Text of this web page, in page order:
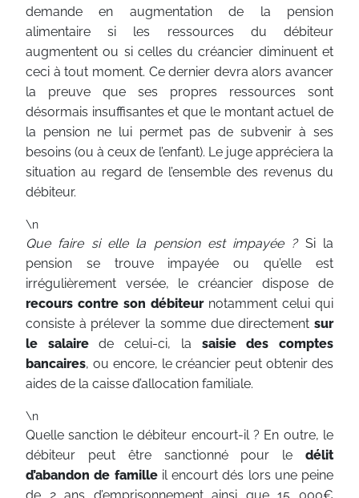
demande en augmentation de la pension
alimentaire si les ressources du débiteur
augmentent ou si celles du créancier diminuent et
ceci à tout moment. Ce dernier devra alors avancer
la preuve que ses propres ressources sont
désormais insuffisantes et que le montant actuel de
la pension ne lui permet pas de subvenir à ses
besoins (ou à ceux de l’enfant). Le juge appréciera la
situation au regard de l’ensemble des revenus du
débiteur.
\n
Que faire si elle la pension est impayée ? Si la
pension se trouve impayée ou qu’elle est
irrégulièrement versée, le créancier dispose de
recours contre son débiteurnotamment celui qui
consiste à prélever la somme due directement sur
le salairede celui-ci, la saisie des comptes
bancaires, ou encore, le créancier peut obtenir des
aides de la caisse d’allocation familiale.
\n
Quelle sanction le débiteur encourt-il ? En outre, le
débiteur peut être sanctionné pour le délit
d’abandon de familleil encourt dés lors une peine